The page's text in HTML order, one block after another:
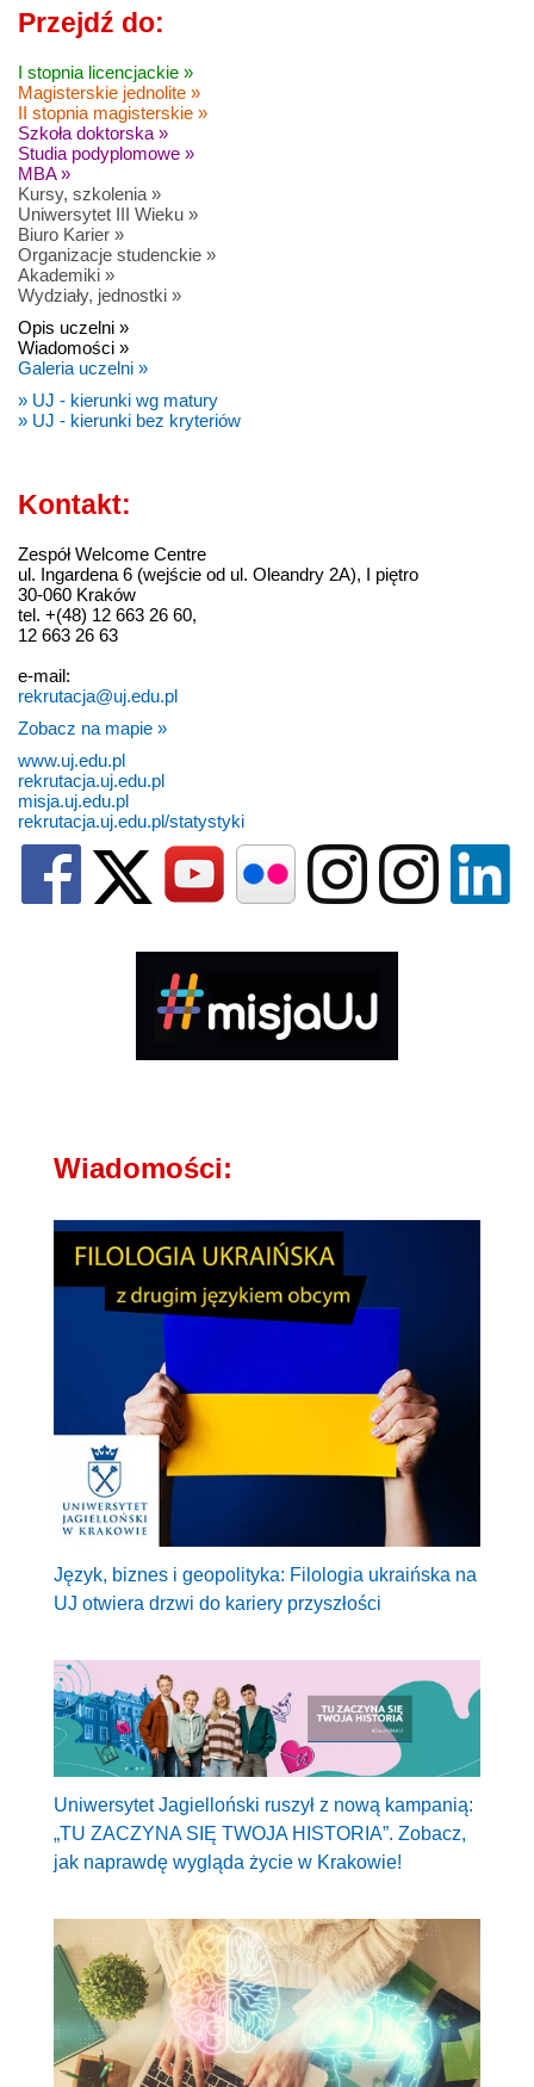
Przejdź do:
I stopnia licencjackie »
Magisterskie jednolite »
II stopnia magisterskie »
Szkoła doktorska »
Studia podyplomowe »
MBA »
Kursy, szkolenia »
Uniwersytet III Wieku »
Biuro Karier »
Organizacje studenckie »
Akademiki »
Wydziały, jednostki »
Opis uczelni »
Wiadomości »
Galeria uczelni »
» UJ - kierunki wg matury
» UJ - kierunki bez kryteriów
Kontakt:
Zespół Welcome Centre
ul. Ingardena 6 (wejście od ul. Oleandry 2A), I piętro
30-060 Kraków
tel. +(48) 12 663 26 60,
12 663 26 63
e-mail:
rekrutacja@uj.edu.pl
Zobacz na mapie »
www.uj.edu.pl
rekrutacja.uj.edu.pl
misja.uj.edu.pl
rekrutacja.uj.edu.pl/statystyki
Wiadomości:
Język, biznes i geopolityka: Filologia ukraińska na
UJ otwiera drzwi do kariery przyszłości
Uniwersytet Jagielloński ruszył z nową kampanią:
„TU ZACZYNA SIĘ TWOJA HISTORIA”. Zobacz,
jak naprawdę wygląda życie w Krakowie!